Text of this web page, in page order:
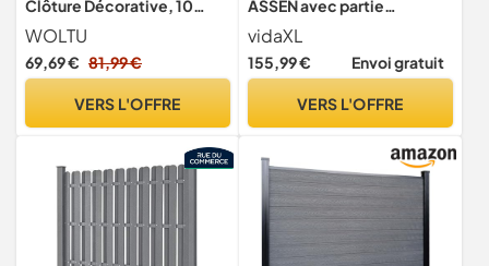
Clôture Décorative, 10
Panneaux Métalliques à
Connecter avec Piquet de
Terre, en Grille, 78x70 cm,
WOLTU
69,69 € 81,99 €
VERS L'OFFRE
ASSEN avec partie
supérieure cintrée en acier
noir 102 x 125 cm
vidaXL
155,99 € Envoi gratuit
VERS L'OFFRE